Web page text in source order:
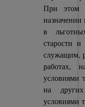
При этом
в
старости
служащим,
работах,
условиями
на
условиями